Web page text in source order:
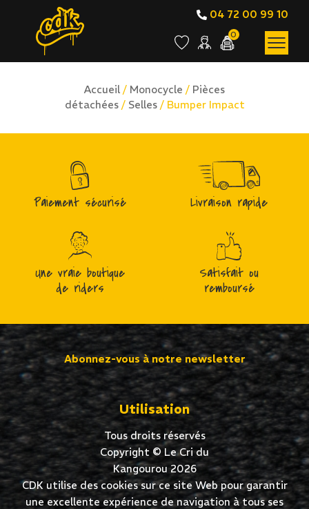
04 72 00 99 10
0
Accueil / Monocycle / Pièces
détachées/ Selles/ Bumper Impact
Paiement sécurisé Livraison rapide
Une vraie boutique
de riders
Satisfait ou
remboursé
Abonnez-vous à notre newsletter
Utilisation
Tous droits réservés
Copyright © Le Cri du
Kangourou 2026
CDK utilise des cookies sur ce site Web pour garantir
une excellente expérience de navigation à tous ses